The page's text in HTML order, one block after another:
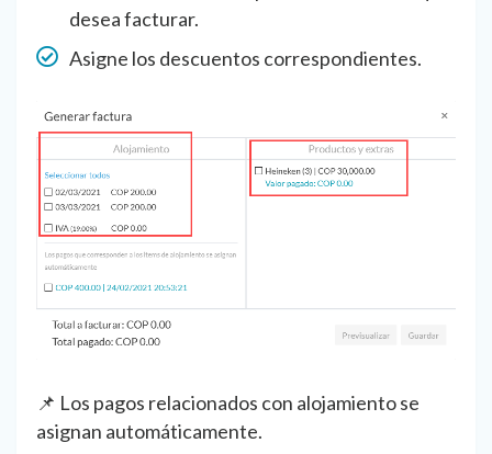
desea facturar.
Asigne los descuentos correspondientes.
📌 Los pagos relacionados con alojamiento se
asignan automáticamente.